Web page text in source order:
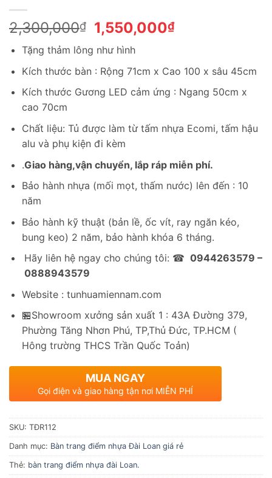
2,300,000₫
Giá
gốc
là:
2,300,000₫.
1,550,000₫Giá
là:
1,550,000₫.
Tặng thảm lông như hình
Kích thước bàn : Rộng 71cm x Cao 100 x sâu 45cm
Kích thước Gương LED cảm ứng : Ngang 50cm x
cao 70cm
Chất liệu: Tủ được làm từ tấm nhựa Ecomi, tấm hậu
alu và phụ kiện đi kèm
.Giao hàng,vận chuyển, lắp ráp miễn phí.
Bảo hành nhựa (mối mọt, thấm nước) lên đến : 10
năm
Bảo hành kỹ thuật (bản lề, ốc vít, ray ngăn kéo,
bung keo) 2 năm, bảo hành khóa 6 tháng.
Hãy liên hệ ngay cho chúng tôi: ☎ 0944263579 –
0888943579
Website : tunhuamiennam.com
🏪Showroom xưởng sản xuất 1 : 43A Đường 379,
Phường Tăng Nhơn Phú, TP,Thủ Đức, TP.HCM (
Hông trường THCS Trần Quốc Toản)
MUA NGAY
Gọi điện và giao hàng tận nơi MIỄN PHÍ
SKU: TĐR112
Danh mục: Bàn trang điểm nhựa Đài Loan giá rẻ
Thẻ: bàn trang điểm nhựa đài Loan.